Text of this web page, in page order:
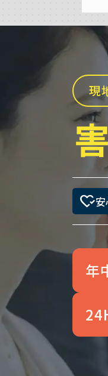
現
heart_check
年